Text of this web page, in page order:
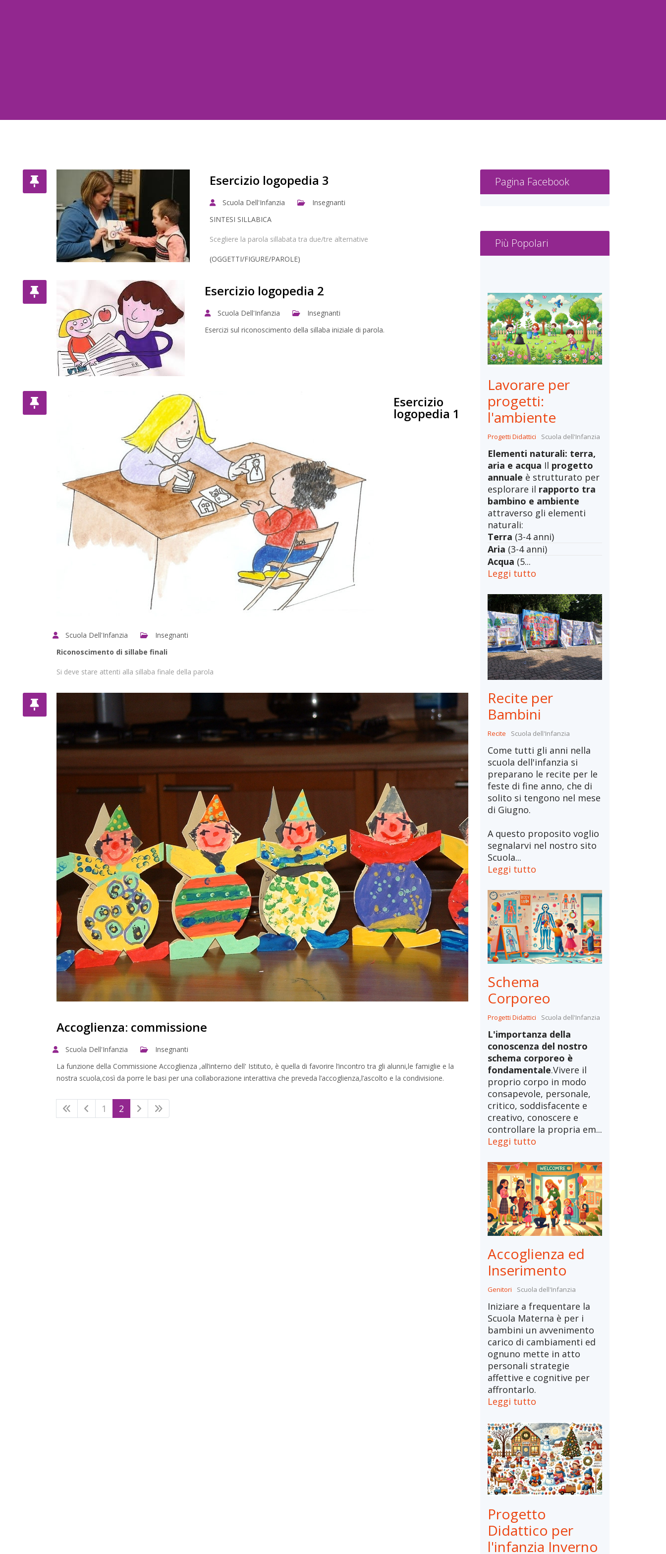
Esercizio logopedia 3
Scuola Dell'Infanzia
Insegnanti
SINTESI SILLABICA
Scegliere la parola sillabata tra due/tre alternative
(OGGETTI/FIGURE/PAROLE)
Esercizio logopedia 2
Scuola Dell'Infanzia
Insegnanti
Esercizi sul riconoscimento della sillaba iniziale di parola.
Esercizio
logopedia 1
Scuola Dell'Infanzia
Insegnanti
Riconoscimento di sillabe finali
Si deve stare attenti alla sillaba finale della parola
Accoglienza: commissione
Scuola Dell'Infanzia
Insegnanti
La funzione della Commissione Accoglienza ,all’interno dell' Istituto, è quella di favorire l’incontro tra gli alunni,le famiglie e la
nostra scuola,così da porre le basi per una collaborazione interattiva che preveda l’accoglienza,l’ascolto e la condivisione.
1 2
Pagina Facebook
Più Popolari
Lavorare per
progetti:
l'ambiente
Progetti Didattici Scuola dell'Infanzia
Elementi naturali: terra,
aria e acqua Il progetto
annuale è strutturato per
esplorare il rapporto tra
bambino e ambiente
attraverso gli elementi
naturali:
Terra (3-4 anni)
Aria (3-4 anni)
Acqua (5...
Leggi tutto
Recite per
Bambini
Recite Scuola dell'Infanzia
Come tutti gli anni nella
scuola dell'infanzia si
preparano le recite per le
feste di fine anno, che di
solito si tengono nel mese
di Giugno.
A questo proposito voglio
segnalarvi nel nostro sito
Scuola...
Leggi tutto
Schema
Corporeo
Progetti Didattici Scuola dell'Infanzia
L'importanza della
conoscenza del nostro
schema corporeo è
fondamentale.Vivere il
proprio corpo in modo
consapevole, personale,
critico, soddisfacente e
creativo, conoscere e
controllare la propria em...
Leggi tutto
Accoglienza ed
Inserimento
Genitori Scuola dell'Infanzia
Iniziare a frequentare la
Scuola Materna è per i
bambini un avvenimento
carico di cambiamenti ed
ognuno mette in atto
personali strategie
affettive e cognitive per
affrontarlo.
Leggi tutto
Progetto
Didattico per
l'infanzia Inverno